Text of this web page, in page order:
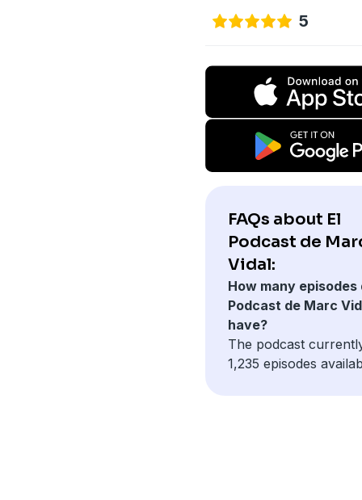
5
FAQs about El
Podcast de
Vidal:
How many episodes
Podcast de Marc
have?
The podcast
1,235 episodes